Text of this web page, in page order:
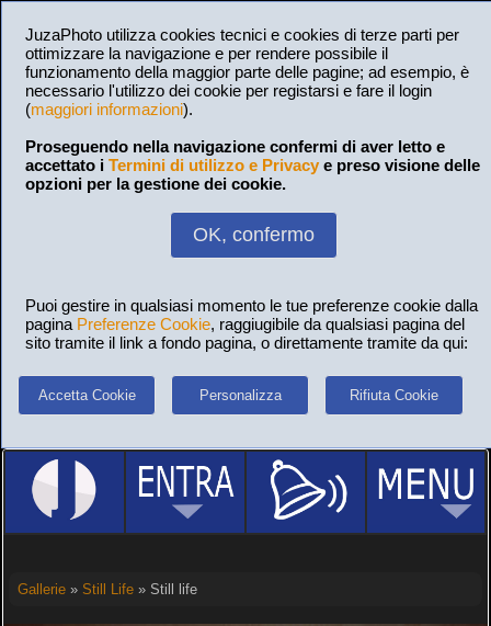
JuzaPhoto utilizza cookies tecnici e cookies di terze parti per
ottimizzare la navigazione e per rendere possibile il
funzionamento della maggior parte delle pagine; ad esempio, è
necessario l'utilizzo dei cookie per registarsi e fare il login
(maggiori informazioni).
Proseguendo nella navigazione confermi di aver letto e
accettato i Termini di utilizzo e Privacy e preso visione delle
opzioni per la gestione dei cookie.
OK, confermo
Puoi gestire in qualsiasi momento le tue preferenze cookie dalla
pagina Preferenze Cookie, raggiugibile da qualsiasi pagina del
sito tramite il link a fondo pagina, o direttamente tramite da qui:
Accetta Cookie Personalizza Rifiuta Cookie
Gallerie» Still Life» Still life